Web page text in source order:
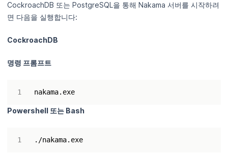
CockroachDB 또는 PostgreSQL을 통해 Nakama 서버를 시작하려
면 다음을 실행합니다:
CockroachDB
명령 프롬프트
Powershell 또는 Bash